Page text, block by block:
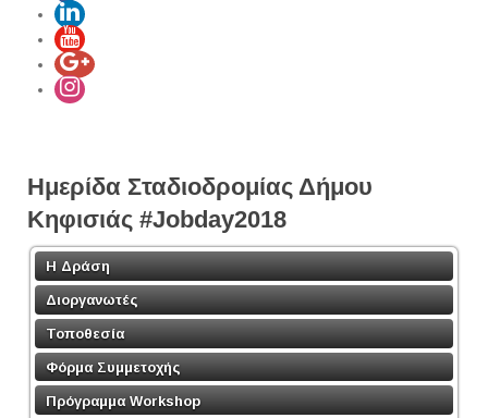
Ημερίδα Σταδιοδρομίας Δήμου
Κηφισιάς #Jobday2018
Η Δράση
Διοργανωτές
Τοποθεσία
Φόρμα Συμμετοχής
Πρόγραμμα Workshop